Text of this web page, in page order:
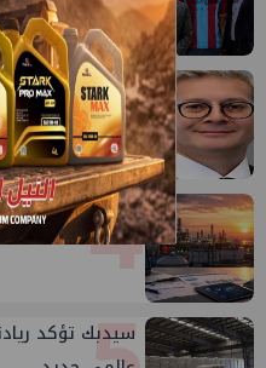
3
وزير البترول:
وتوفير فرص عمل
4
تقييم أداء وزارة
سيدبك تؤكد